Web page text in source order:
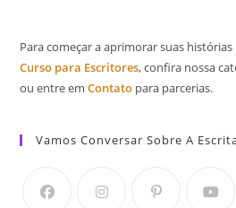
Para começar a aprimorar suas
Curso para Escritores, confira nossa
ou entre emContato para parcerias.
Vamos Conversar Sobre A